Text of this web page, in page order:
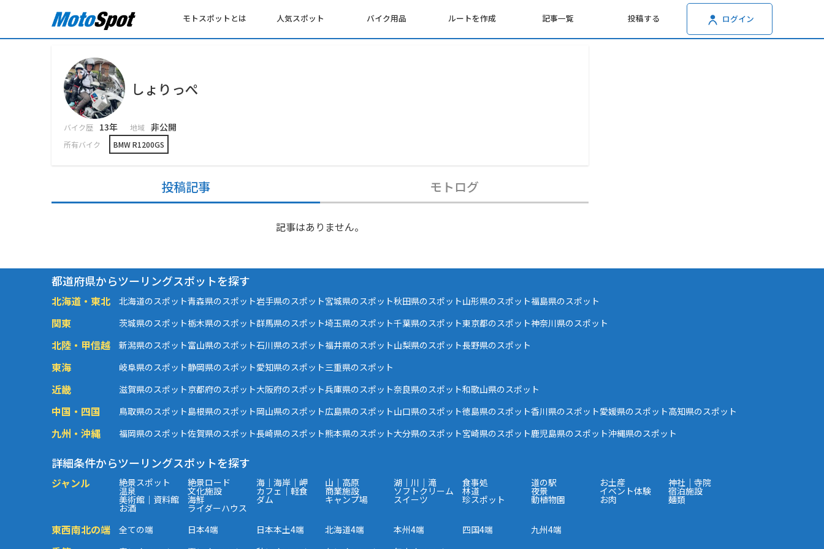
モトスポットとは 人気スポット バイク用品 ルートを作成 記事一覧 投稿する ログイン
しょりっぺ
バイク歴 13年 地域 非公開
所有バイク BMW R1200GS
投稿記事 モトログ
記事はありません。
都道府県からツーリングスポットを探す
北海道・東北 北海道のスポット青森県のスポット岩手県のスポット宮城県のスポット秋田県のスポット山形県のスポット福島県のスポット
関東 茨城県のスポット栃木県のスポット群馬県のスポット埼玉県のスポット千葉県のスポット東京都のスポット神奈川県のスポット
北陸・甲信越 新潟県のスポット富山県のスポット石川県のスポット福井県のスポット山梨県のスポット長野県のスポット
東海 岐阜県のスポット静岡県のスポット愛知県のスポット三重県のスポット
近畿 滋賀県のスポット京都府のスポット大阪府のスポット兵庫県のスポット奈良県のスポット和歌山県のスポット
中国・四国 鳥取県のスポット島根県のスポット岡山県のスポット広島県のスポット山口県のスポット徳島県のスポット香川県のスポット愛媛県のスポット高知県のスポット
九州・沖縄 福岡県のスポット佐賀県のスポット長崎県のスポット熊本県のスポット大分県のスポット宮崎県のスポット鹿児島県のスポット沖縄県のスポット
詳細条件からツーリングスポットを探す
ジャンル 絶景スポット 絶景ロード 海｜海岸｜岬 山｜高原 湖｜川｜滝 食事処 道の駅 お土産 神社｜寺院
温泉 文化施設 カフェ｜軽食 商業施設 ソフトクリーム 林道 夜景 イベント体験 宿泊施設
美術館｜資料館 海鮮 ダム キャンプ場 スイーツ 珍スポット 動植物園 お肉 麺類
お酒 ライダーハウス
東西南北の端 全ての端 日本4端 日本本土4端 北海道4端 本州4端 四国4端 九州4端